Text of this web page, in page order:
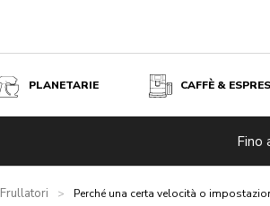
PLANETARIE CAFFÈ &
Fino
Frullatori > Perché una certa velocità o